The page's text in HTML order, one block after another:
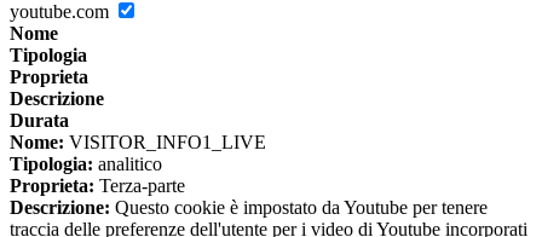
youtube.com
Nome
Tipologia
Proprieta
Descrizione
Durata
Nome: VISITOR_INFO1_LIVE
Tipologia: analitico
Proprieta: Terza-parte
Descrizione: Questo cookie è impostato da Youtube per tenere
traccia delle preferenze dell'utente per i video di Youtube incorporati